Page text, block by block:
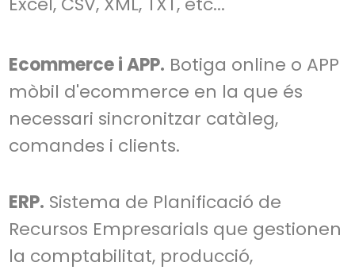
Ecommerce i APP. Botiga online o APP
mòbil d'ecommerce en la que és
necessari sincronitzar catàleg,
comandes i clients.
ERP. Sistema de Planificació de
Recursos Empresarials que gestionen
la comptabilitat, producció,